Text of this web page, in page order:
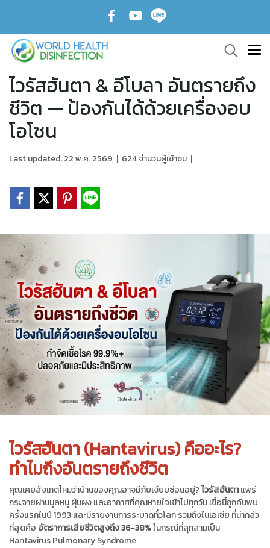
ไวรัสฮันตา & อีโบลา อันตรายถึง
ชีวิต — ป้องกันได้ด้วยเครื่องอบ
โอโซน
Last updated: 22 พ.ค. 2569 | 624 จำนวนผู้เข้าชม |
ไวรัสฮันตา (Hantavirus) คืออะไร?
ทำไมถึงอันตรายถึงชีวิต
คุณเคยสังเกตไหมว่าบ้านของคุณอาจมีภัยเงียบซ่อนอยู่?ไวรัสฮันตาแพร่
กระจายผ่านมูลหนู ฝุ่นผง และอากาศที่คุณหายใจเข้าไปทุกวัน เชื้อนี้ถูกค้นพบ
ครั้งแรกในปี 1993 และมีรายงานการระบาดทั่วโลก รวมถึงในเอเชีย ที่น่ากลัว
ที่สุดคือ อัตราการเสียชีวิตสูงถึง 36-38%ในกรณีที่ลุกลามเป็น
Hantavirus Pulmonary Syndrome